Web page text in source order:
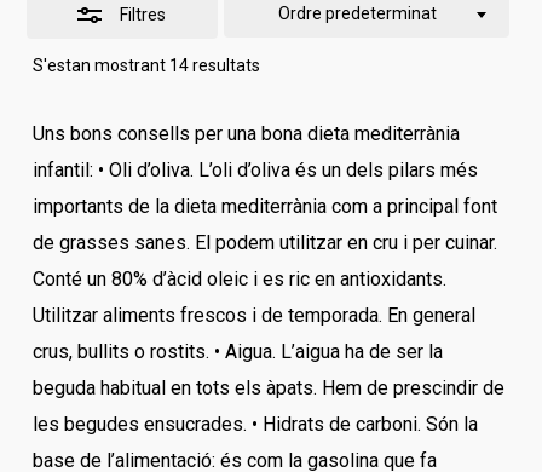
Filtres
S'estan mostrant 14 resultats
Ordre predeterminat
Uns bons consells per una bona dieta mediterrània
infantil: • Oli d’oliva. L’oli d’oliva és un dels pilars més
importants de la dieta mediterrània com a principal font
de grasses sanes. El podem utilitzar en cru i per cuinar.
Conté un 80% d’àcid oleic i es ric en antioxidants.
Utilitzar aliments frescos i de temporada. En general
crus, bullits o rostits. • Aigua. L’aigua ha de ser la
beguda habitual en tots els àpats. Hem de prescindir de
les begudes ensucrades. • Hidrats de carboni. Són la
base de l’alimentació: és com la gasolina que fa